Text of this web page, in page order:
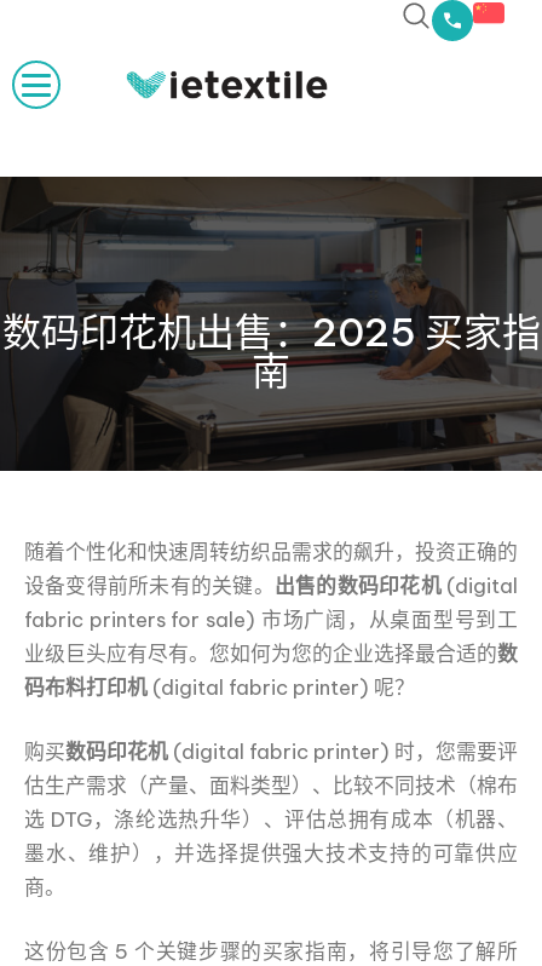
数码印花机出售：2025 买家指
南
随着个性化和快速周转纺织品需求的飙升，投资正确的
设备变得前所未有的关键。 出售的数码印花机(digital
fabric printers for sale) 市场广阔，从桌面型号到工
业级巨头应有尽有。您如何为您的企业选择最合适的数
码布料打印机 (digital fabric printer) 呢？
购买数码印花机 (digital fabric printer) 时，您需要评
估生产需求（产量、面料类型）、比较不同技术（棉布
选 DTG，涤纶选热升华）、评估总拥有成本（机器、
墨水、维护），并选择提供强大技术支持的可靠供应
商。
这份包含 5 个关键步骤的买家指南，将引导您了解所